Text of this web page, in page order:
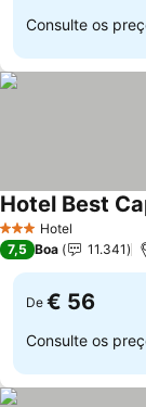
Consulte os
3 EstrelasHotel
Hotel Best
7,5 Boa 11.341
De € 56
Consulte os